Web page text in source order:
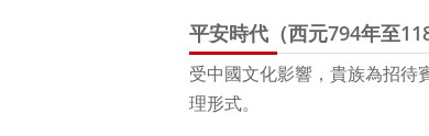
平安時代（西元794年至
受中國文化影響，貴族為招待
理形式。